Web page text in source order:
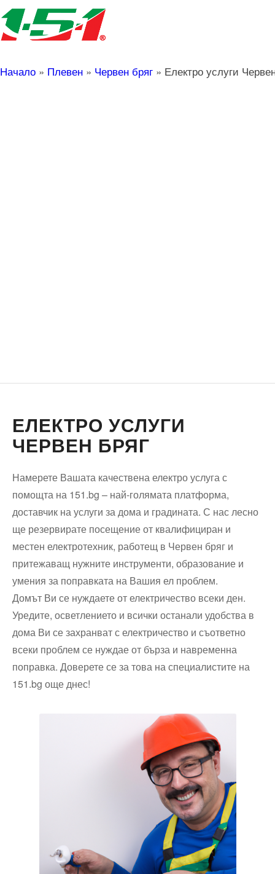
Начало » Плевен » Червен бряг » Електро услуги
ЕЛЕКТРО УСЛУГИ
ЧЕРВЕН БРЯГ
Намерете Вашата качествена електро услуга с
помощта на 151.bg – най-голямата платформа,
доставчик на услуги за дома и градината. С нас лесно
ще резервирате посещение от квалифициран и
местен електротехник, работещ в Червен бряг и
притежаващ нужните инструменти, образование и
умения за поправката на Вашия ел проблем.
Домът Ви се нуждаете от електричество всеки ден.
Уредите, осветлението и всички останали удобства в
дома Ви се захранват с електричество и съответно
всеки проблем се нуждае от бърза и навременна
поправка. Доверете се за това на специалистите на
151.bg още днес!